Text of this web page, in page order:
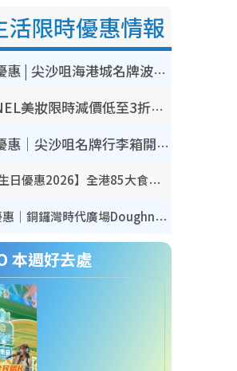
活限時優惠情報
開倉優惠 | 尖沙咀海港城名牌波鞋開倉低至1折！On鞋$899起／Joy&Peace鞋履$98起
CHANEL美妝限時減價低至3折！人氣粉底/唇膏/精華液低至$275！COCO香水都有平
開倉優惠｜尖沙咀名牌行李箱開倉低至4折！一連5日 American Tourister/ace./Hallmark $200起！
【8月生日優惠2026】全港85大食買玩著數攻略 自助餐/火鍋放題同行免費＋誠品/DONKI送現金券
開倉優惠｜銅鑼灣時代廣場Doughnut/Campo Marzio開倉低至1折！背囊、書包、手袋劈價$200起
本週好去處